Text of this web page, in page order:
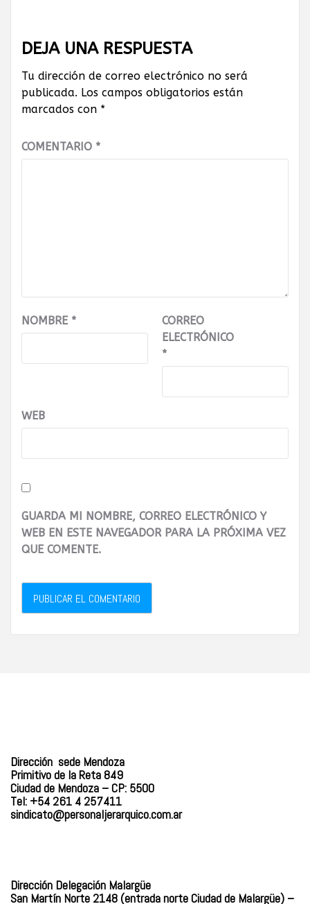
DEJA UNA RESPUESTA
Tu dirección de correo electrónico no será
publicada. Los campos obligatorios están
marcados con *
COMENTARIO *
NOMBRE *
CORREO
ELECTRÓNICO
*
WEB
GUARDA MI NOMBRE, CORREO ELECTRÓNICO Y
WEB EN ESTE NAVEGADOR PARA LA PRÓXIMA VEZ
QUE COMENTE.
Dirección sede Mendoza
Primitivo de la Reta 849
Ciudad de Mendoza – CP: 5500
Tel: +54 261 4 257411
sindicato@personaljerarquico.com.ar
Dirección Delegación Malargüe
San Martín Norte 2148 (entrada norte Ciudad de Malargüe) –